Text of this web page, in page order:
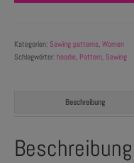
Kategorien: Sewing patterns Women
Schlagwörter: hoodie Pattern Sewing
Beschreibung
Beschreibung